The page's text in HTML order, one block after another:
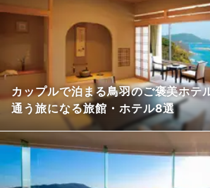
カップルで泊まる鳥羽のご褒美ホテ
通う旅になる旅館・ホテル8選